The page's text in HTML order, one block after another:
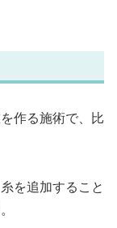
作る施術で、比
を追加すること